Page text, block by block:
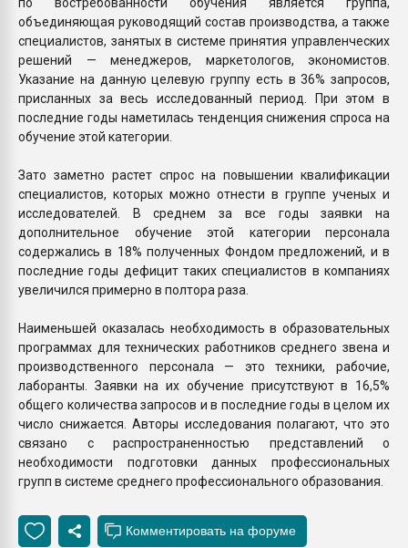
объединяющая руководящий состав производства, а также
специалистов, занятых в системе принятия управленческих
решений — менеджеров, маркетологов, экономистов.
Указание на данную целевую группу есть в 36% запросов,
присланных за весь исследованный период. При этом в
последние годы наметилась тенденция снижения спроса на
обучение этой категории.
Зато заметно растет спрос на повышении квалификации
специалистов, которых можно отнести в группе ученых и
исследователей. В среднем за все годы заявки на
дополнительное обучение этой категории персонала
содержались в 18% полученных Фондом предложений, и в
последние годы дефицит таких специалистов в компаниях
увеличился примерно в полтора раза.
Наименьшей оказалась необходимость в образовательных
программах для технических работников среднего звена и
производственного персонала — это техники, рабочие,
лаборанты. Заявки на их обучение присутствуют в 16,5%
общего количества запросов и в последние годы в целом их
число снижается. Авторы исследования полагают, что это
связано с распространенностью представлений о
необходимости подготовки данных профессиональных
групп в системе среднего профессионального образования.